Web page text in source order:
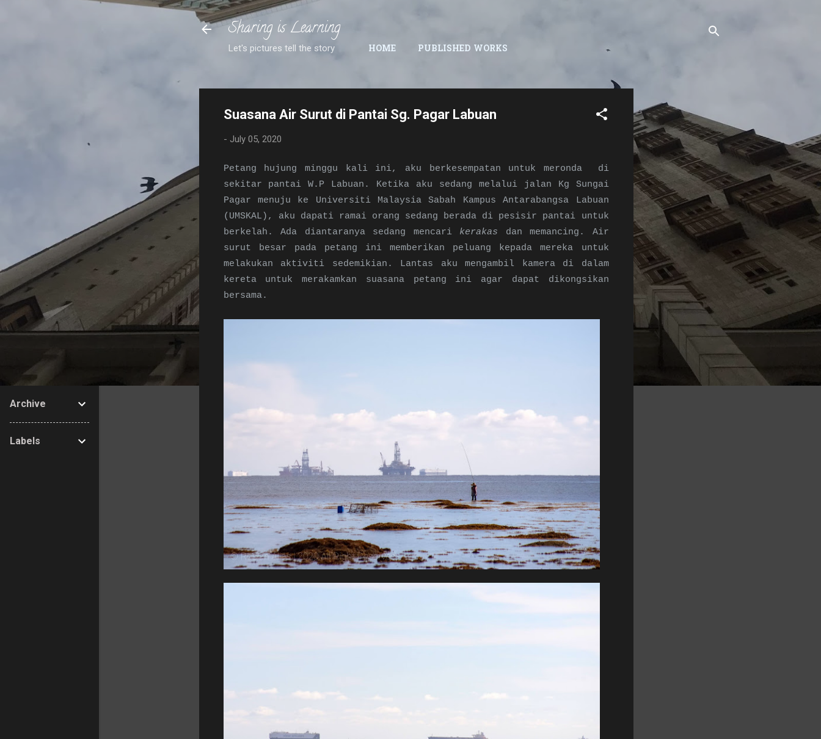
Sharing is Learning
Let's pictures tell the story HOME PUBLISHED WORKS
Suasana Air Surut di Pantai Sg. Pagar Labuan
- July 05, 2020
Petang hujung minggu kali ini, aku berkesempatan untuk meronda di
sekitar pantai W.P Labuan. Ketika aku sedang melalui jalan Kg Sungai
Pagar menuju ke Universiti Malaysia Sabah Kampus Antarabangsa Labuan
(UMSKAL), aku dapati ramai orang sedang berada di pesisir pantai untuk
berkelah. Ada diantaranya sedang mencari kerakas dan memancing. Air
surut besar pada petang ini memberikan peluang kepada mereka untuk
melakukan aktiviti sedemikian. Lantas aku mengambil kamera di dalam
kereta untuk merakamkan suasana petang ini agar dapat dikongsikan
bersama.
Archive
Labels